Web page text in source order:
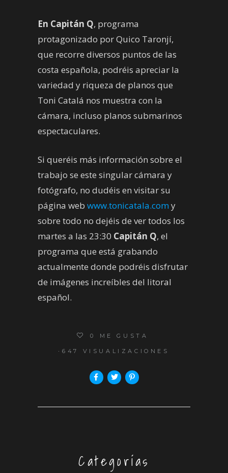
En Capitán Q, programa
protagonizado por Quico Taronjí,
que recorre diversos puntos de las
costa española, podréis apreciar la
variedad y riqueza de planos que
Toni Catalá nos muestra con la
cámara, incluso planos submarinos
espectaculares.
Si queréis más información sobre el
trabajo se este singular cámara y
fotógrafo, no dudéis en visitar su
página web www.tonicatala.comy
sobre todo no dejéis de ver todos los
martes a las 23:30 Capitán Q, el
programa que está grabando
actualmente donde podréis disfrutar
de imágenes increíbles del litoral
español.
0 ME GUSTA
647 VISUALIZACIONES
Categorías